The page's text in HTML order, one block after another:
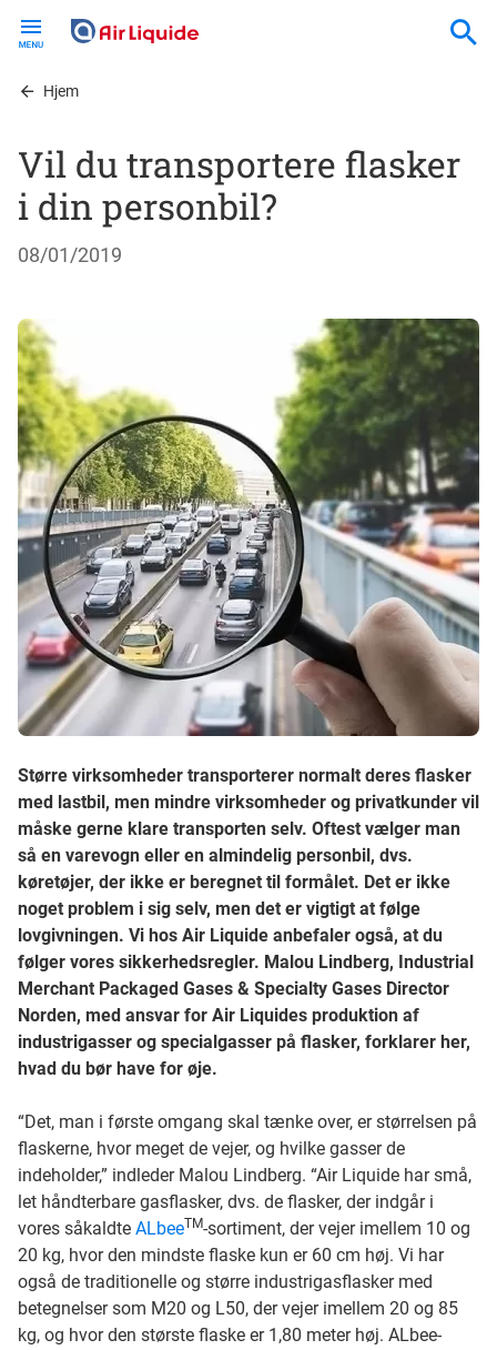
contentHjem
Vil du transportere flasker
i din personbil?
08/01/2019
Større virksomheder transporterer normalt deres flasker
med lastbil, men mindre virksomheder og privatkunder vil
måske gerne klare transporten selv. Oftest vælger man
så en varevogn eller en almindelig personbil, dvs.
køretøjer, der ikke er beregnet til formålet. Det er ikke
noget problem i sig selv, men det er vigtigt at følge
lovgivningen. Vi hos Air Liquide anbefaler også, at du
følger vores sikkerhedsregler. Malou Lindberg, Industrial
Merchant Packaged Gases & Specialty Gases Director
Norden, med ansvar for Air Liquides produktion af
industrigasser og specialgasser på flasker, forklarer her,
hvad du bør have for øje.
“Det, man i første omgang skal tænke over, er størrelsen på
flaskerne, hvor meget de vejer, og hvilke gasser de
indeholder,” indleder Malou Lindberg. “Air Liquide har små,
let håndterbare gasflasker, dvs. de flasker, der indgår i
vores såkaldte ALbeeTM-sortiment, der vejer imellem 10 og
20 kg, hvor den mindste flaske kun er 60 cm høj. Vi har
også de traditionelle og større industrigasflasker med
betegnelser som M20 og L50, der vejer imellem 20 og 85
kg, og hvor den største flaske er 1,80 meter høj. ALbee-